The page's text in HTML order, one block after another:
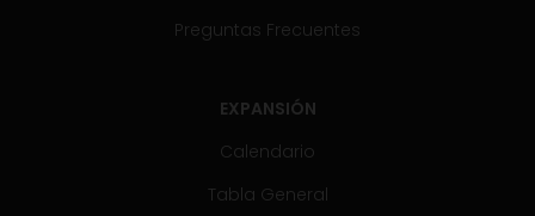
Preguntas Frecuentes
EXPANSIÓN
Calendario
Tabla General